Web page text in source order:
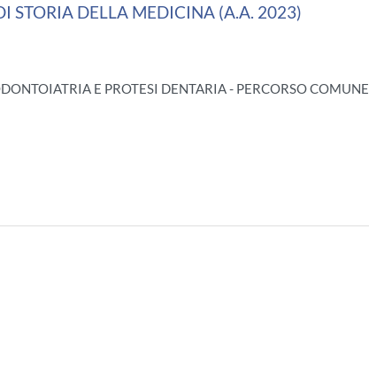
STORIA DELLA MEDICINA (A.A. 2023)
E PROTESI DENTARIA - PERCORSO COMUNE